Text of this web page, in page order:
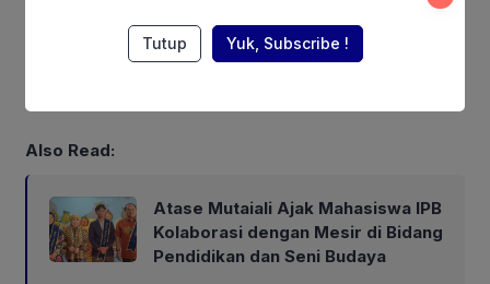
Rahmatullah, salah satu insan dangdut tanah air, Hj. Yunita
Ababiel. Teringing doa semoga Allah Subhanahu Wa Ta’ala
Rhoma Irama Official.
Also Read:
Atase Mutaiali Ajak Mahasiswa IPB
Kolaborasi dengan Mesir di Bidang
Pendidikan dan Seni Budaya
Tutup Yuk, Subscribe !